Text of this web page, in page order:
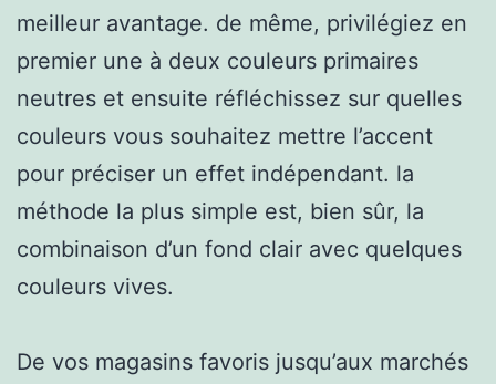
meilleur avantage. de même, privilégiez en
premier une à deux couleurs primaires
neutres et ensuite réfléchissez sur quelles
couleurs vous souhaitez mettre l’accent
pour préciser un effet indépendant. la
méthode la plus simple est, bien sûr, la
combinaison d’un fond clair avec quelques
couleurs vives.
De vos magasins favoris jusqu’aux marchés